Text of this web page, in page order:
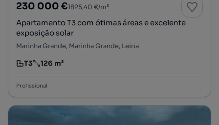
230 000 €1825,40 €/m²
Apartamento T3 com ótimas áreas e excelente
exposição solar
Marinha Grande, Marinha Grande, Leiria
Tipologia
T3
Preço por metro quadrado
126 m²
Profissional